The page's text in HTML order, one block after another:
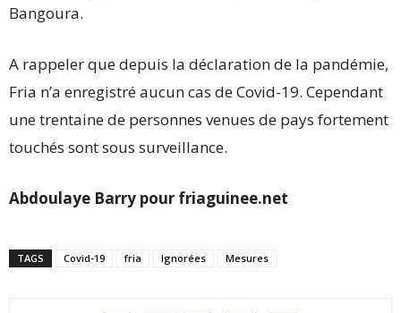
Bangoura.
A rappeler que depuis la déclaration de la pandémie,
Fria n’a enregistré aucun cas de Covid-19. Cependant
une trentaine de personnes venues de pays fortement
touchés sont sous surveillance.
Abdoulaye Barry pour friaguinee.net
TAGS Covid-19 fria Ignorées Mesures